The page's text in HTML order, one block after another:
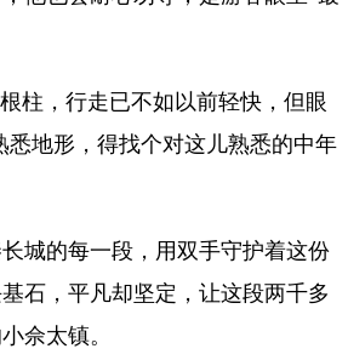
柱，行走已不如以前轻快，但眼
悉地形，得找个对这儿熟悉的中年
城的每一段，用双手守护着这份
石，平凡却坚定，让这段两千多
佘太镇。